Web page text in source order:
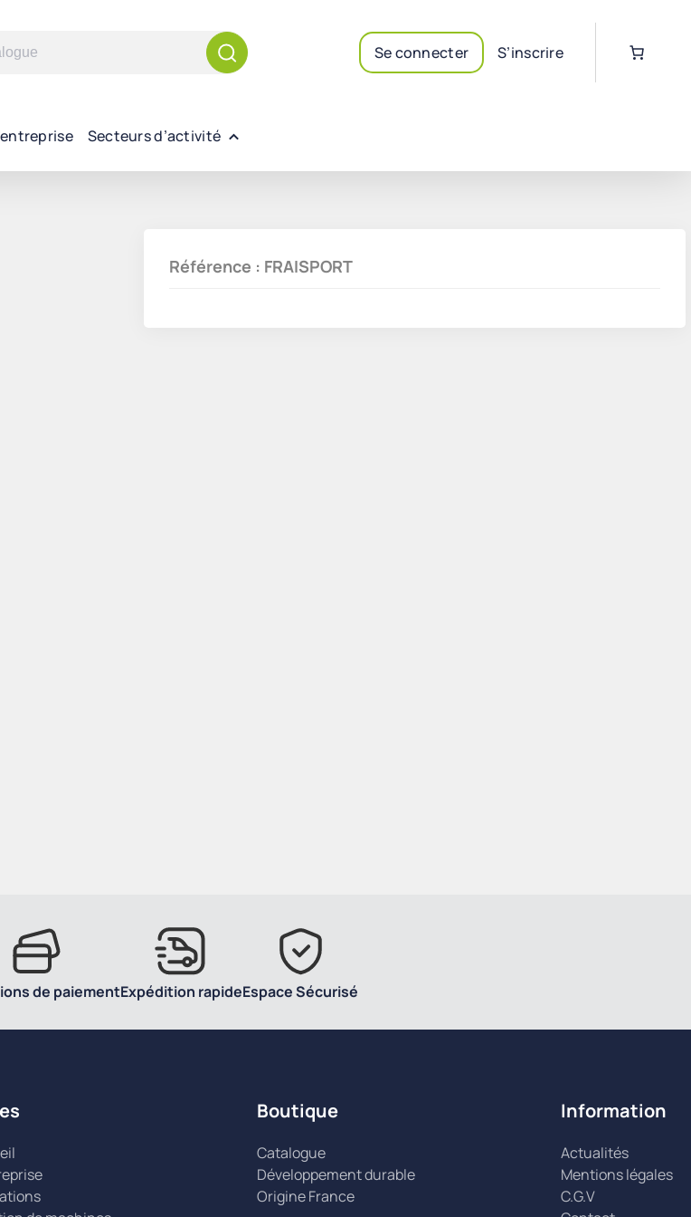
Se connecter S’inscrire
Secteurs d’activité
Référence : FRAISPORT
de paiementExpédition rapideEspace Sécurisé
Boutique
Catalogue
Développement durable
Origine France
Information
Actualités
Mentions légales
C.G.V